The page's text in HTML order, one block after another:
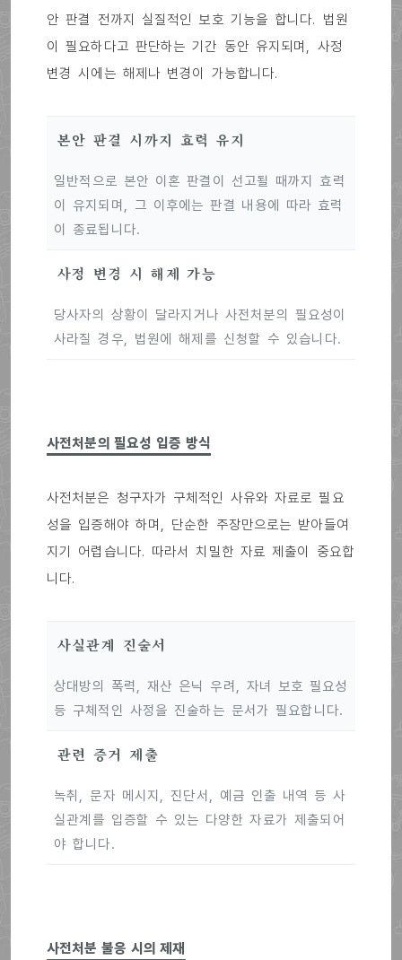
안 판결 전까지 실질적인 보호 기능을 합니다. 법원
이 필요하다고 판단하는 기간 동안 유지되며, 사정
변경 시에는 해제나 변경이 가능합니다.
본안 판결 시까지 효력 유지
일반적으로 본안 이혼 판결이 선고될 때까지 효력
이 유지되며, 그 이후에는 판결 내용에 따라 효력
이 종료됩니다.
사정 변경 시 해제 가능
당사자의 상황이 달라지거나 사전처분의 필요성이
사라질 경우, 법원에 해제를 신청할 수 있습니다.
사전처분의 필요성 입증 방식
사전처분은 청구자가 구체적인 사유와 자료로 필요
성을 입증해야 하며, 단순한 주장만으로는 받아들여
지기 어렵습니다. 따라서 치밀한 자료 제출이 중요합
니다.
사실관계 진술서
상대방의 폭력, 재산 은닉 우려, 자녀 보호 필요성
등 구체적인 사정을 진술하는 문서가 필요합니다.
관련 증거 제출
녹취, 문자 메시지, 진단서, 예금 인출 내역 등 사
실관계를 입증할 수 있는 다양한 자료가 제출되어
야 합니다.
사전처분 불응 시의 제재